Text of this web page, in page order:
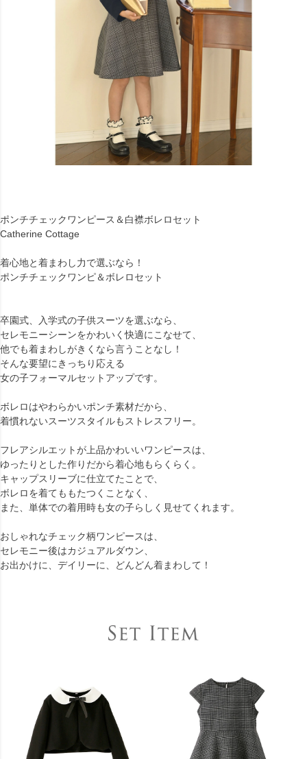
ポンチチェックワンピース＆白襟ボレロセット
Catherine Cottage
着心地と着まわし力で選ぶなら！
ポンチチェックワンピ＆ボレロセット
卒園式、入学式の子供スーツを選ぶなら、
セレモニーシーンをかわいく快適にこなせて、
他でも着まわしがきくなら言うことなし！
そんな要望にきっちり応える
女の子フォーマルセットアップです。
ボレロはやわらかいポンチ素材だから、
着慣れないスーツスタイルもストレスフリー。
フレアシルエットが上品かわいいワンピースは、
ゆったりとした作りだから着心地もらくらく。
キャップスリーブに仕立てたことで、
ボレロを着てももたつくことなく、
また、単体での着用時も女の子らしく見せてくれます。
おしゃれなチェック柄ワンピースは、
セレモニー後はカジュアルダウン、
お出かけに、デイリーに、どんどん着まわして！